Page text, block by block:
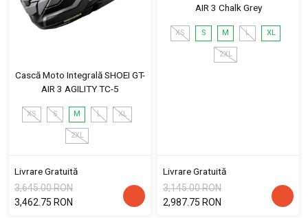
Cască Moto Integrală SHOEI GT-
AIR 3 AGILITY TC-5
XS S M L XL
2XL
Livrare Gratuită
3,645.00 RON
3,462.75 RON
AIR 3 Chalk Grey
XS S M L XL
2XL
Livrare Gratuită
3,145.00 RON
2,987.75 RON